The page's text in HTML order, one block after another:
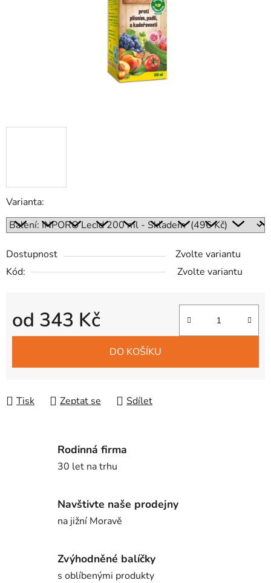
Varianta:
Dostupnost
Zvolte variantu
Kód:
Zvolte variantu
od 343 Kč
Měrná cena:
DO KOŠÍKU
Tisk Zeptat se Sdílet
Rodinná firma
30 let na trhu
Navštivte naše prodejny
na jižní Moravě
Zvýhodněné balíčky
s oblíbenými produkty